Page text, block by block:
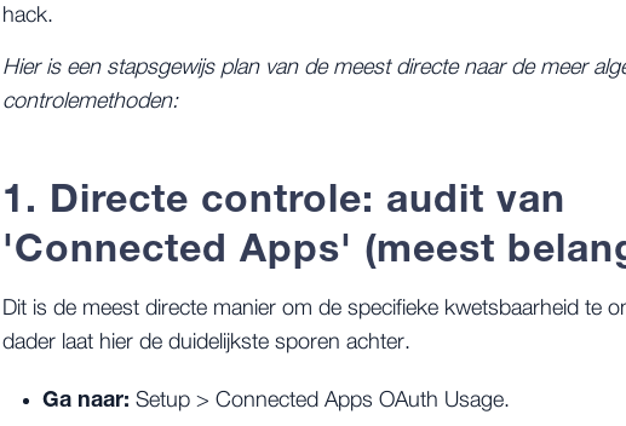
hack.
Hier is een stapsgewijs plan van de meest directe naar de meer
controlemethoden:
1. Directe controle: audit van
'Connected Apps' (meest
Dit is de meest directe manier om de specifieke kwetsbaarheid te
dader laat hier de duidelijkste sporen achter.
Ga naar: Setup> Connected Apps OAuth Usage.